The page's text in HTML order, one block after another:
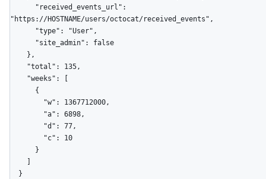
"https://HOSTNAME/users/octocat/received_events",